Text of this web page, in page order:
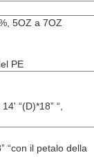
5OZ a 7OZ
PE
“(D)*18” “,
“con il petalo della